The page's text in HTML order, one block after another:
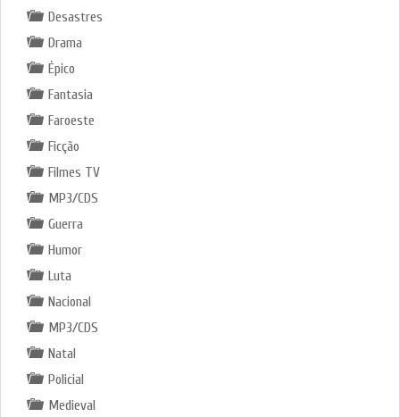
Desastres
Drama
Épico
Fantasia
Faroeste
Ficção
Filmes TV
MP3/CDS
Guerra
Humor
Luta
Nacional
MP3/CDS
Natal
Policial
Medieval